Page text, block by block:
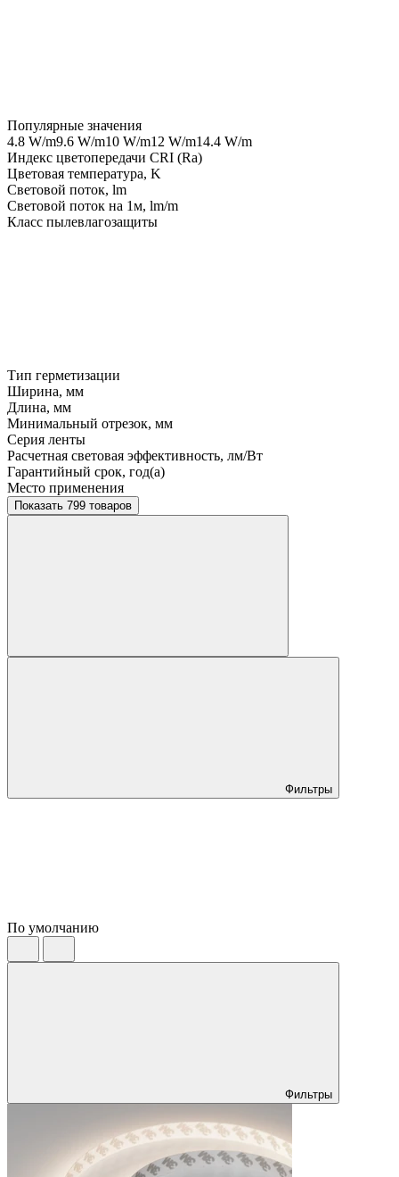
Популярные значения
4.8 W/m9.6 W/m10 W/m12 W/m14.4 W/m
Индекс цветопередачи CRI (Ra)
Цветовая температура, K
Световой поток, lm
Световой поток на 1м, lm/m
Класс пылевлагозащиты
Тип герметизации
Ширина, мм
Длина, мм
Минимальный отрезок, мм
Серия ленты
Расчетная световая эффективность, лм/Вт
Гарантийный срок, год(а)
Место применения
Показать 799 товаров
Фильтры
По умолчанию
Фильтры